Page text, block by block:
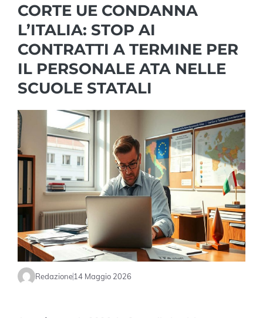
CORTE UE CONDANNA
L’ITALIA: STOP AI
CONTRATTI A TERMINE PER
IL PERSONALE ATA NELLE
SCUOLE STATALI
Redazione14 Maggio 2026